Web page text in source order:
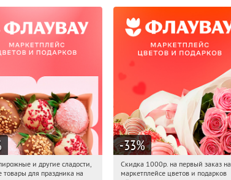
Получили:
и другие сладости,
товары для праздника на
-33%
17:19:15 Получили:
Скидка 1000р. на первый заказ на
маркетплейсе цветов и подарков